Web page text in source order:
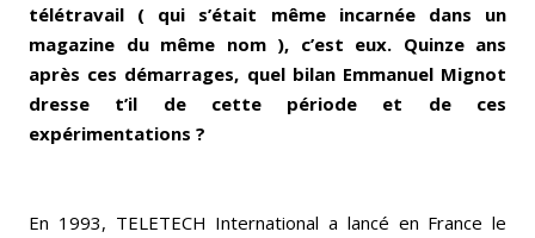
télétravail ( qui s’était même incarnée dans un
magazine du même nom ), c’est eux. Quinze ans
après ces démarrages, quel bilan Emmanuel Mignot
dresse t’il de cette période et de ces
expérimentations ?
En 1993, TELETECH International a lancé en France le